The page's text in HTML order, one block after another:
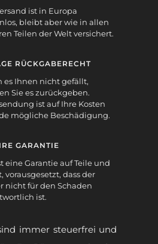
ist in Europa
bleibt aber wie in allen
Teilen der Welt versichert.
RÜCKGABERECHT
es Ihnen nicht gefällt,
Sie es zurückgeben.
ist auf Ihre Kosten
mögliche Beschädigung.
GARANTIE
eine Garantie auf Teile und
vorausgesetzt, dass der
nicht für den Schaden
ist.
immer steuerfrei und